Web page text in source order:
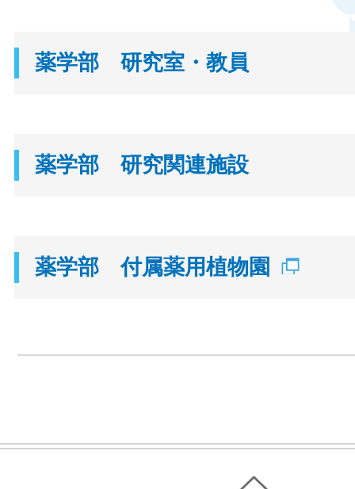
薬学部 研究室・教員
薬学部 研究関連施設
薬学部 付属薬用植物園